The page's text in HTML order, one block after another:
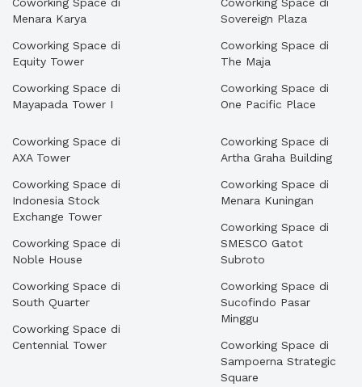
Menara Karya
Coworking Space di
Equity Tower
Coworking Space di
Mayapada Tower I
Sovereign Plaza
Coworking Space di
The Maja
Coworking Space di
One Pacific Place
Coworking Space di
AXA Tower
Coworking Space di
Indonesia Stock
Exchange Tower
Coworking Space di
Noble House
Coworking Space di
South Quarter
Coworking Space di
Centennial Tower
Coworking Space di
Artha Graha Building
Coworking Space di
Menara Kuningan
Coworking Space di
SMESCO Gatot
Subroto
Coworking Space di
Sucofindo Pasar
Minggu
Coworking Space di
Sampoerna Strategic
Square